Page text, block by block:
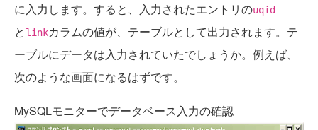
に入力します。すると、入力されたエントリのuqid
と linkカラムの値が、テーブルとして出力されます。テ
ーブルにデータは入力されていたでしょうか。例えば、
次のような画面になるはずです。
MySQLモニターでデータベース入力の確認